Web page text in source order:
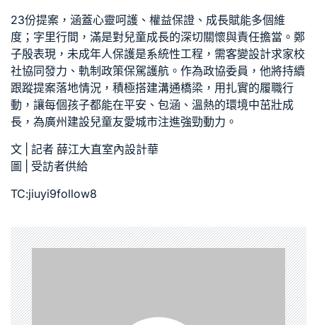
23份提案，涵蓋心靈呵護、權益保證、成長賦能多個維
度；字里行間，滿是對兒童成長的深切關懷與責任擔當。鄭
子殷表現，未成年人保護是系統性工程，需客變設計求家校
社協同發力、軌制政策保駕護航。作為政協委員，他將持續
跟蹤提案落地情況，積極搭建溝通橋梁，用扎實的履職行
動，讓每個孩子都能在平安、包涵、溫熱的環境中茁壯成
長，為廣州建設兒童友愛城市注進強勁動力。
文 | 記者 薛江大直室內設計華
圖 | 受訪者供給
TC:jiuyi9follow8